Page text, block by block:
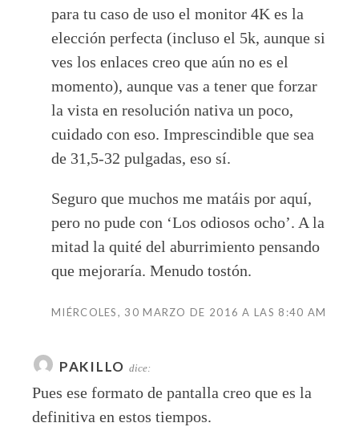
para tu caso de uso el monitor 4K es la
elección perfecta (incluso el 5k, aunque si
ves los enlaces creo que aún no es el
momento), aunque vas a tener que forzar
la vista en resolución nativa un poco,
cuidado con eso. Imprescindible que sea
de 31,5-32 pulgadas, eso sí.
Seguro que muchos me matáis por aquí,
pero no pude con ‘Los odiosos ocho’. A la
mitad la quité del aburrimiento pensando
que mejoraría. Menudo tostón.
MIÉRCOLES, 30 MARZO DE 2016 A LAS 8:40 AM
PAKILLO dice:
Pues ese formato de pantalla creo que es la
definitiva en estos tiempos.